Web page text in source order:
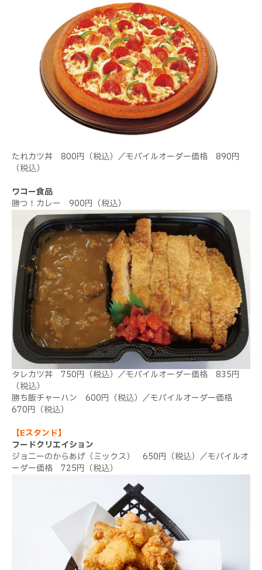
たれカツ丼 800円（税込）／モバイルオーダー価格 890円
（税込）
ワコー食品
勝つ！カレー 900円（税込）
タレカツ丼 750円（税込）／モバイルオーダー価格 835円
（税込）
勝ち飯チャーハン 600円（税込）／モバイルオーダー価格
670円（税込）
【Eスタンド】
フードクリエイション
ジョニーのからあげ（ミックス） 650円（税込）／モバイルオ
ーダー価格 725円（税込）